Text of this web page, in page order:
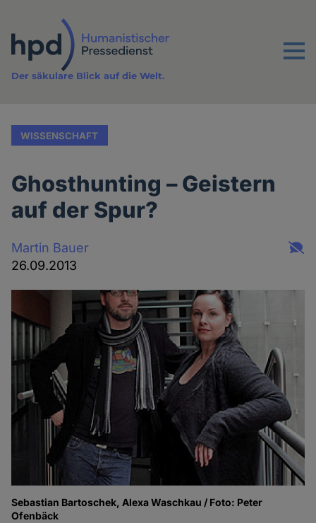
Inhalt
Menu
Der säkulare Blick auf die Welt.
WISSENSCHAFT
Ghosthunting – Geistern
auf der Spur?
Martin Bauer
26.09.2013
Sebastian Bartoschek, Alexa Waschkau / Foto: Peter
Ofenbäck